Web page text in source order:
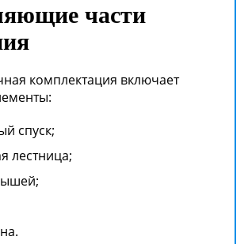
части
комплектация включает
спуск;
лестница;